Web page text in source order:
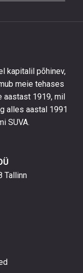
kapitalil põhinev,
meie tehases
aastast 1919, mil
alles aastal 1991
SUVA.
Tallinn